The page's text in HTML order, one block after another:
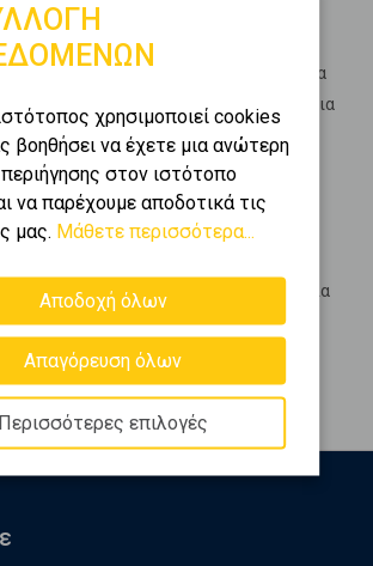
ΒΑΡΘΟΛΟΜΙΟ - Καλύβια
- Καλύβια
(ανεξάρτητη) ΒΑΡΘΟΛΟΜΙΟ - Καλύβια
(εφαπτόμενη) ΒΑΡΘΟΛΟΜΙΟ - Καλύβια
ΒΑΡΘΟΛΟΜΙΟ - Καλύβια
- Καλύβια
ΒΑΡΘΟΛΟΜΙΟ - Καλύβια
ΒΑΡΘΟΛΟΜΙΟ - Καλύβια
- Καλύβια
κατοικιών ΒΑΡΘΟΛΟΜΙΟ - Καλύβια
- Καλύβια
ΒΑΡΘΟΛΟΜΙΟ - Καλύβια
ΒΑΡΘΟΛΟΜΙΟ - Καλύβια
χρησιμοποιεί cookies
βοηθήσει να έχετε μια ανώτερη
περιήγησης στον ιστότοπο
να παρέχουμε αποδοτικά τις
μας. Μάθετε περισσότερα...
Αποδοχή όλων
Απαγόρευση όλων
Περισσότερες επιλογές